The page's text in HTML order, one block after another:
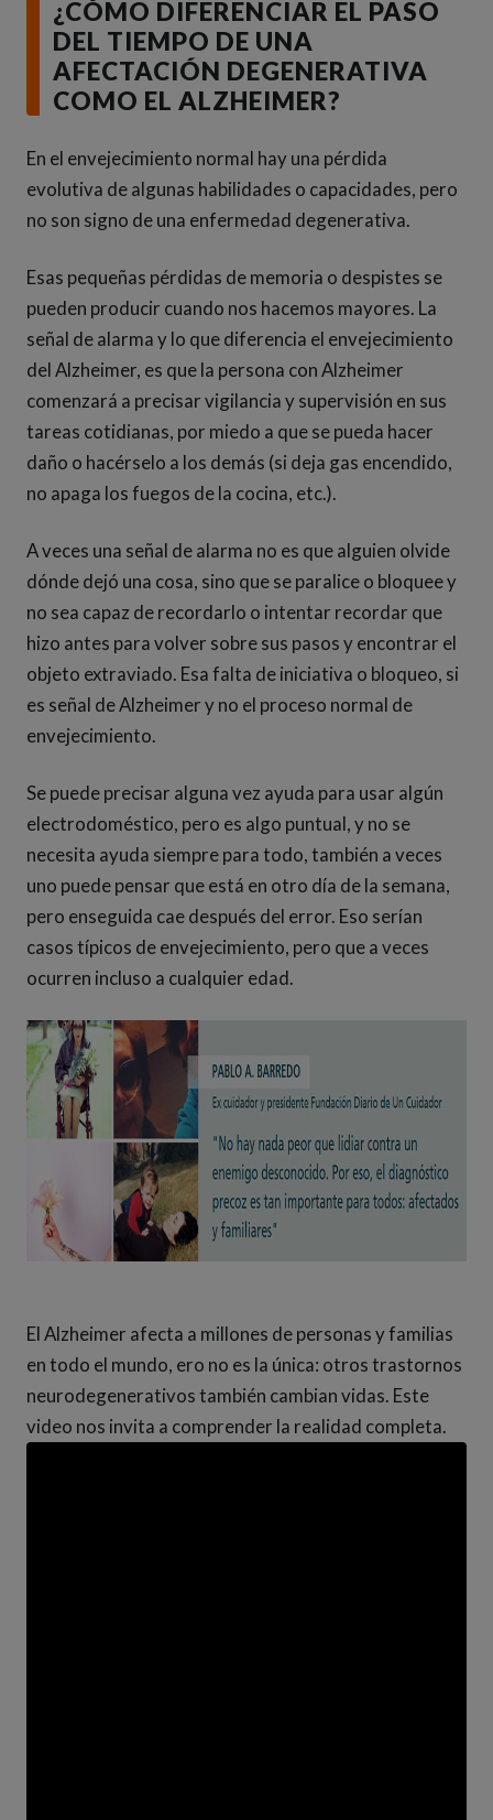
¿CÓMO DIFERENCIAR EL PASO
DEL TIEMPO DE UNA
AFECTACIÓN DEGENERATIVA
COMO EL ALZHEIMER?
En el envejecimiento normal hay una pérdida
evolutiva de algunas habilidades o capacidades, pero
no son signo de una enfermedad degenerativa.
Esas pequeñas pérdidas de memoria o despistes se
pueden producir cuando nos hacemos mayores. La
señal de alarma y lo que diferencia el envejecimiento
del Alzheimer, es que la persona con Alzheimer
comenzará a precisar vigilancia y supervisión en sus
tareas cotidianas, por miedo a que se pueda hacer
daño o hacérselo a los demás (si deja gas encendido,
no apaga los fuegos de la cocina, etc.).
A veces una señal de alarma no es que alguien olvide
dónde dejó una cosa, sino que se paralice o bloquee y
no sea capaz de recordarlo o intentar recordar que
hizo antes para volver sobre sus pasos y encontrar el
objeto extraviado. Esa falta de iniciativa o bloqueo, si
es señal de Alzheimer y no el proceso normal de
envejecimiento.
Se puede precisar alguna vez ayuda para usar algún
electrodoméstico, pero es algo puntual, y no se
necesita ayuda siempre para todo, también a veces
uno puede pensar que está en otro día de la semana,
pero enseguida cae después del error. Eso serían
casos típicos de envejecimiento, pero que a veces
ocurren incluso a cualquier edad.
El Alzheimer afecta a millones de personas y familias
en todo el mundo, ero no es la única: otros trastornos
neurodegenerativos también cambian vidas. Este
video nos invita a comprender la realidad completa.